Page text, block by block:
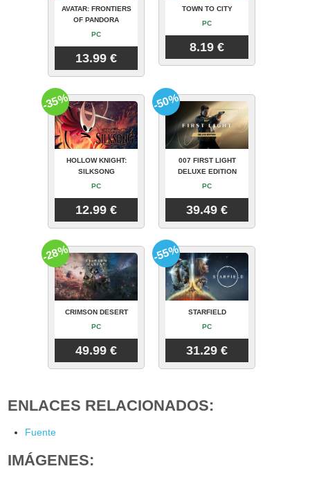
AVATAR: FRONTIERS
OF PANDORA
PC
13.99 €
TOWN TO CITY
PC
8.19 €
HOLLOW KNIGHT:
SILKSONG
PC
12.99 €
-35%
007 FIRST LIGHT
DELUXE EDITION
PC
39.49 €
-50%
CRIMSON DESERT
PC
49.99 €
-28%
STARFIELD
PC
31.29 €
-55%
ENLACES RELACIONADOS:
Fuente
IMÁGENES: